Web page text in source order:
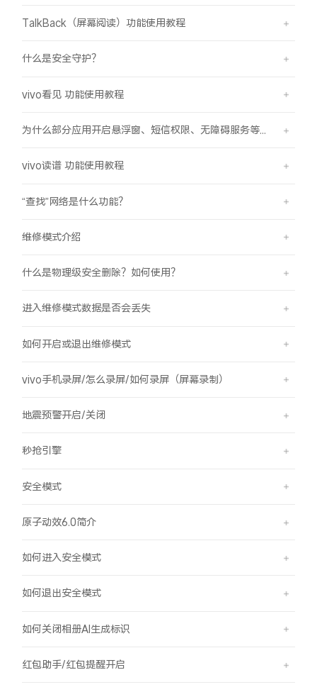
TalkBack（屏幕阅读）功能使用教程
什么是安全守护？
vivo看见 功能使用教程
vivo读谱 功能使用教程
“查找”网络是什么功能？
维修模式介绍
什么是物理级安全删除？如何使用？
进入维修模式数据是否会丢失
如何开启或退出维修模式
vivo手机录屏/怎么录屏/如何录屏（屏幕录制）
地震预警开启/关闭
秒抢引擎
安全模式
原子动效6.0简介
如何进入安全模式
如何退出安全模式
如何关闭相册AI生成标识
红包助手/红包提醒开启